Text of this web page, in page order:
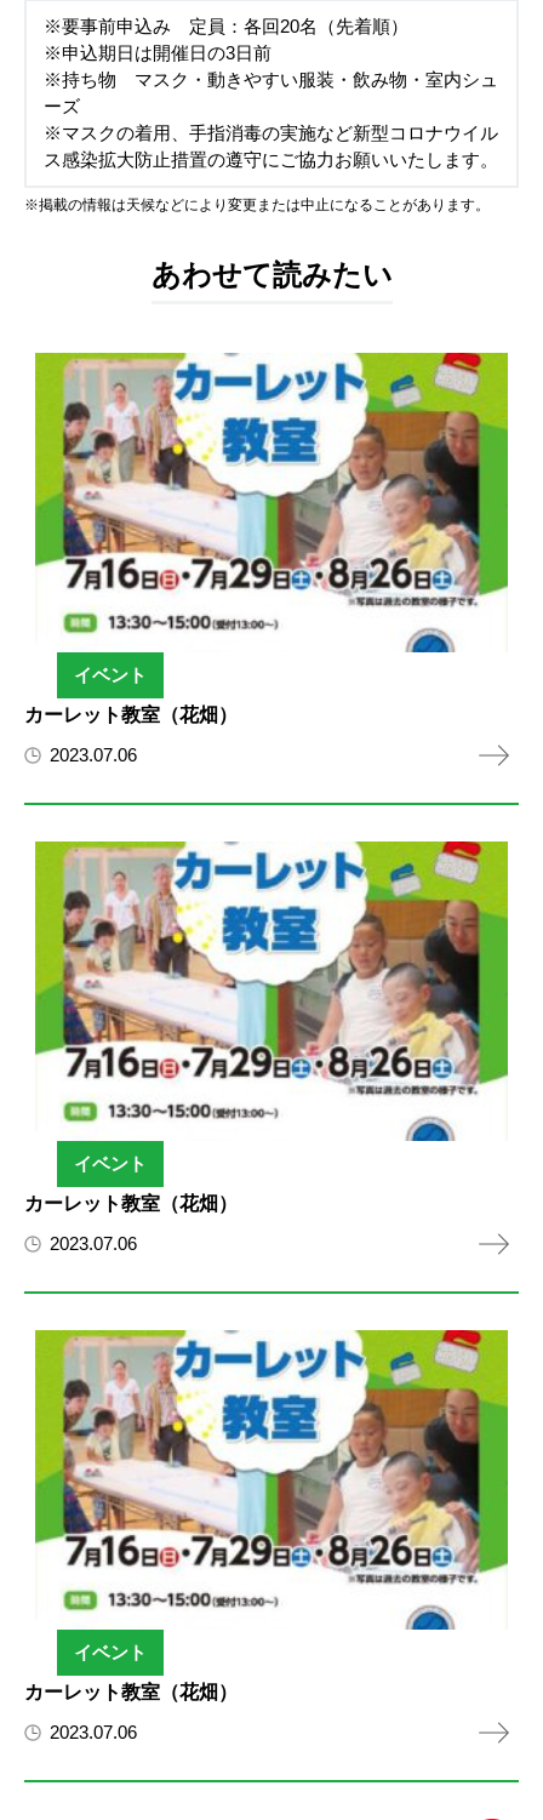
※要事前申込み 定員：各回20名（先着順）
※申込期日は開催日の3日前
※持ち物 マスク・動きやすい服装・飲み物・室内シュ
ーズ
※マスクの着用、手指消毒の実施など新型コロナウイル
ス感染拡大防止措置の遵守にご協力お願いいたします。
※掲載の情報は天候などにより変更または中止になることがあります。
あわせて読みたい
イベント
カーレット教室（花畑）
2023.07.06
イベント
カーレット教室（花畑）
2023.07.06
イベント
カーレット教室（花畑）
2023.07.06